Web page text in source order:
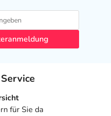
für Sie da